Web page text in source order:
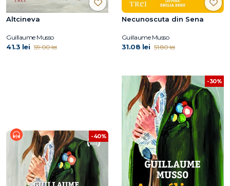
Altcineva
Guillaume Musso
41.3 lei 59.00 lei
Necunoscuta din Sena
Guillaume Musso
31.08 lei 51.80 lei
-40%
-30%